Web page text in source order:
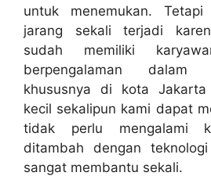
untuk menemukan.
jarang sekali terjadi
sudah memiliki
berpengalaman dalam
khususnya di kota Jakarta
kecil sekalipun kami dapat
tidak perlu mengalami
ditambah dengan
sangat membantu sekali.